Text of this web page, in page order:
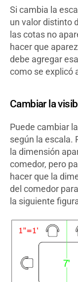
Si cambia la
un valor distinto
las cotas no
hacer que
debe agregar
como se explicó
Cambiar la
Puede cambiar
según la escala.
la dimensión
comedor, pero
hacer que la
del comedor
la siguiente